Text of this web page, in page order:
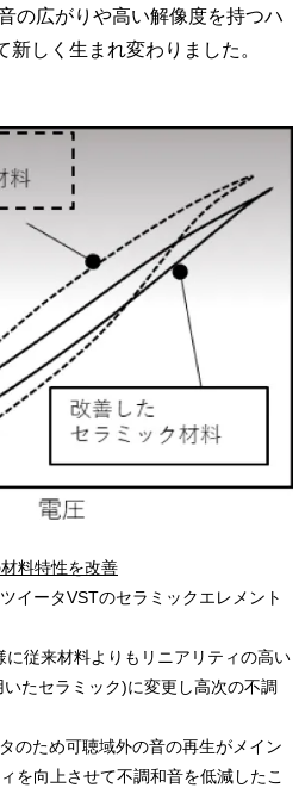
の広がりや高い解像度を持つハ
しく生まれ変わりました。
料特性を改善
イータVSTのセラミックエレメント
従来材料よりもリニアリティの高い
たセラミック)に変更し高次の不調
のため可聴域外の音の再生がメイン
を向上させて不調和音を低減したこ